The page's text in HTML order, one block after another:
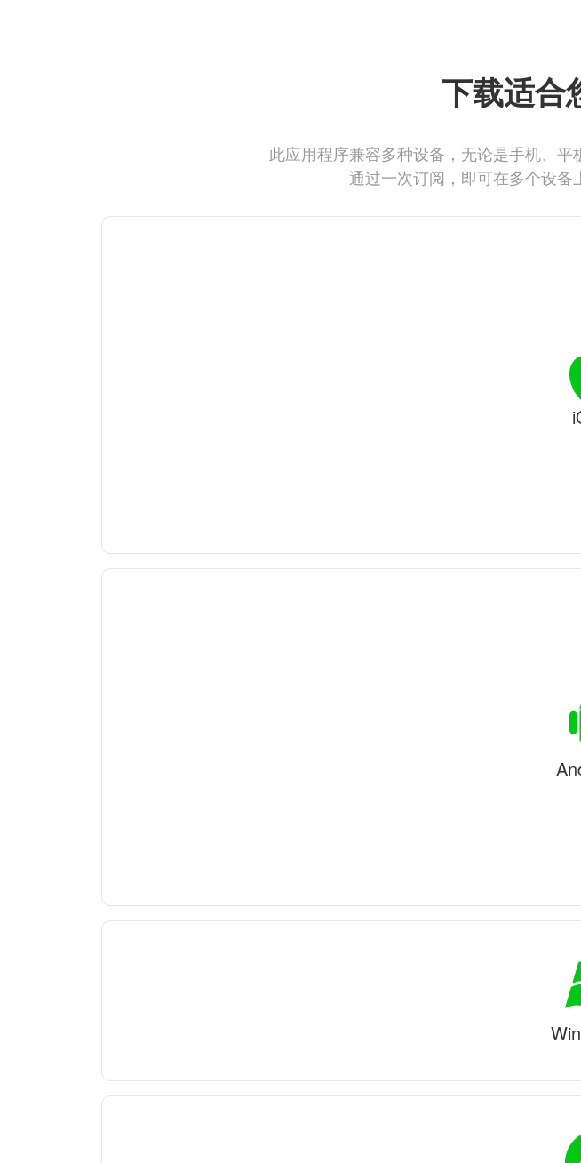
下载适合
此应用程序兼容多种设备，无论是手机、平
通过一次订阅，即可在多个设备